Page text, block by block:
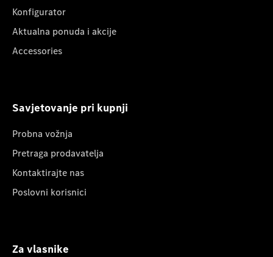
Konfigurator
Aktualna ponuda i akcije
Accessories
Savjetovanje pri kupnji
Probna vožnja
Pretraga prodavatelja
Kontaktirajte nas
Poslovni korisnici
Za vlasnike